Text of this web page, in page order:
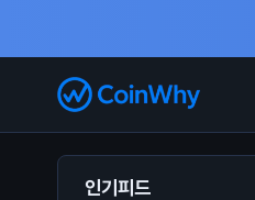
인기피드